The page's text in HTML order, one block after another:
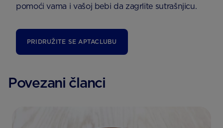
pomoći vama i vašoj bebi da zagrlite sutrašnjicu.
PRIDRUŽITE SE APTACLUBU
Povezani članci